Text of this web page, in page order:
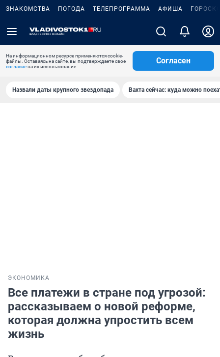
ЗНАКОМСТВА ПОГОДА ТЕЛЕПРОГРАММА АФИША
На информационном ресурсе применяются cookie-
файлы. Оставаясь на сайте, вы подтверждаете свое
согласиена их использование.
Согласен
Назвали даты крупного звездопада Вахта сейчас: куда можно
ЭКОНОМИКА
Все платежи в стране под угрозой:
рассказываем о новой реформе,
которая должна упростить всем
жизнь